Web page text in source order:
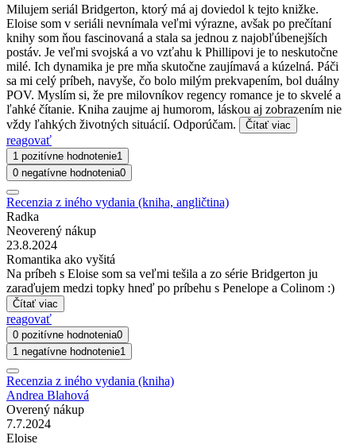
Milujem seriál Bridgerton, ktorý má aj doviedol k tejto knižke.
Eloise som v seriáli nevnímala veľmi výrazne, avšak po prečítaní
knihy som ňou fascinovaná a stala sa jednou z najobľúbenejších
postáv. Je veľmi svojská a vo vzťahu k Phillipovi je to neskutočne
milé. Ich dynamika je pre mňa skutočne zaujímavá a kúzelná. Páči
sa mi celý príbeh, navyše, čo bolo milým prekvapením, bol duálny
POV. Myslím si, že pre milovníkov regency romance je to skvelé a
ľahké čítanie. Kniha zaujme aj humorom, láskou aj zobrazením nie
vždy ľahkých životných situácií. Odporúčam.
Čítať viac
reagovať
1 pozitívne hodnotenie1
0 negatívne hodnotenia0
Recenzia z iného vydania (kniha, angličtina)
Radka
Neoverený nákup
23.8.2024
Romantika ako vyšitá
Na príbeh s Eloise som sa veľmi tešila a zo série Bridgerton ju
zaraďujem medzi topky hneď po príbehu s Penelope a Colinom :)
Čítať viac
reagovať
0 pozitívne hodnotenia0
1 negatívne hodnotenie1
Recenzia z iného vydania (kniha)
Andrea Blahová
Overený nákup
7.7.2024
Eloise